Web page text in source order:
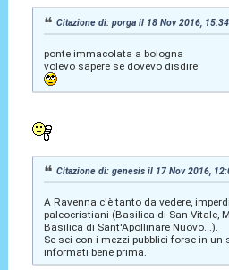
Citazione di: porga il 18 Nov 2016, 15:34
ponte immacolata a bologna
volevo sapere se dovevo disdire
Citazione di: genesis il 17 Nov 2016,
A Ravenna c'è tanto da vedere,
paleocristiani (Basilica di San Vitale,
Basilica di Sant'Apollinare Nuovo...).
Se sei con i mezzi pubblici forse in
informati bene prima.